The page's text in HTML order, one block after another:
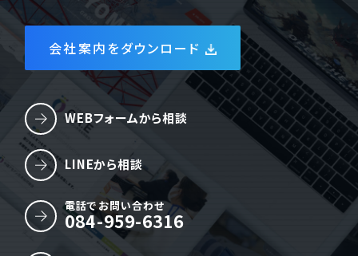
会社案内をダウンロード
WEBフォームから相談
LINEから相談
電話でお問い合わせ
084-959-6316